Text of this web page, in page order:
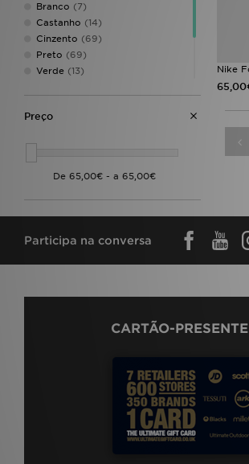
Branco (7)
Castanho (14)
Cinzento (69)
Preto (69)
Verde (13)
Cor-de-rosa
Preço
Nike
Participa na conversa
CARTÃO-